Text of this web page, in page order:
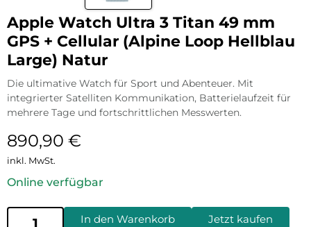
Apple Watch Ultra 3 Titan 49 mm
GPS + Cellular (Alpine Loop Hellblau
Large) Natur
Die ultimative Watch für Sport und Abenteuer. Mit
integrierter Satelliten Kommunikation, Batterielaufzeit für
mehrere Tage und fortschrittlichen Messwerten.
890,90 €
inkl. MwSt.
Online verfügbar
In den Warenkorb Jetzt kaufen